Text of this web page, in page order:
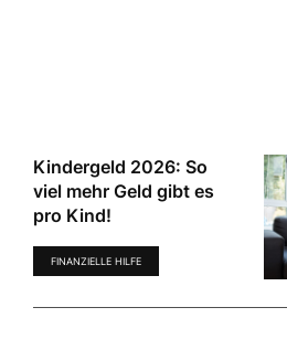
Kindergeld 2026: So
viel mehr Geld gibt es
pro Kind!
FINANZIELLE HILFE